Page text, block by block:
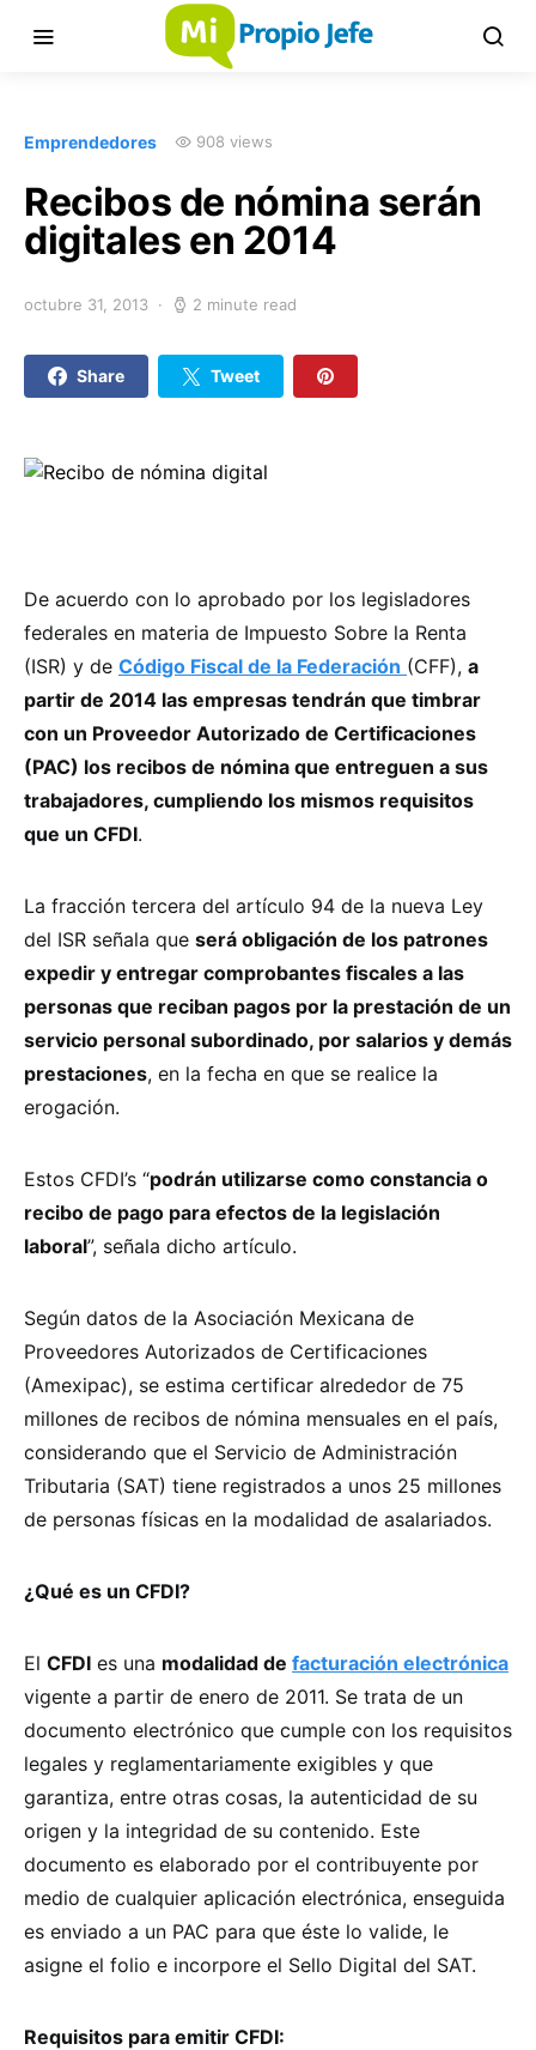
Emprendedores 908 views
Recibos de nómina serán
digitales en 2014
octubre 31, 2013 2 minute read
Share Tweet
De acuerdo con lo aprobado por los legisladores
federales en materia de Impuesto Sobre la Renta
(ISR) y de Código Fiscal de la Federación (CFF), a
partir de 2014 las empresas tendrán que timbrar
con un Proveedor Autorizado de Certificaciones
(PAC) los recibos de nómina que entreguen a sus
trabajadores, cumpliendo los mismos requisitos
que un CFDI.
La fracción tercera del artículo 94 de la nueva Ley
del ISR señala que será obligación de los patrones
expedir y entregar comprobantes fiscales a las
personas que reciban pagos por la prestación de un
servicio personal subordinado, por salarios y demás
prestaciones, en la fecha en que se realice la
erogación.
Estos CFDI’s “podrán utilizarse como constancia o
recibo de pago para efectos de la legislación
laboral”, señala dicho artículo.
Según datos de la Asociación Mexicana de
Proveedores Autorizados de Certificaciones
(Amexipac), se estima certificar alrededor de 75
millones de recibos de nómina mensuales en el país,
considerando que el Servicio de Administración
Tributaria (SAT) tiene registrados a unos 25 millones
de personas físicas en la modalidad de asalariados.
¿Qué es un CFDI?
El CFDI es una modalidad de facturación electrónica
vigente a partir de enero de 2011. Se trata de un
documento electrónico que cumple con los requisitos
legales y reglamentariamente exigibles y que
garantiza, entre otras cosas, la autenticidad de su
origen y la integridad de su contenido. Este
documento es elaborado por el contribuyente por
medio de cualquier aplicación electrónica, enseguida
es enviado a un PAC para que éste lo valide, le
asigne el folio e incorpore el Sello Digital del SAT.
Requisitos para emitir CFDI: